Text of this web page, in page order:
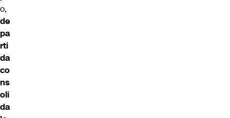
o,
de
pa
rti
da
co
ns
oli
da